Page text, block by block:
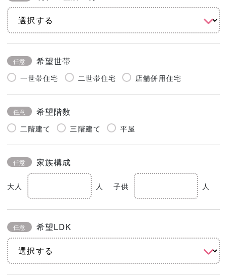
任意 希望世帯
一世帯住宅 二世帯住宅 店舗併用住宅
任意 希望階数
二階建て 三階建て 平屋
任意 家族構成
大人 人 子供 人
任意 希望LDK